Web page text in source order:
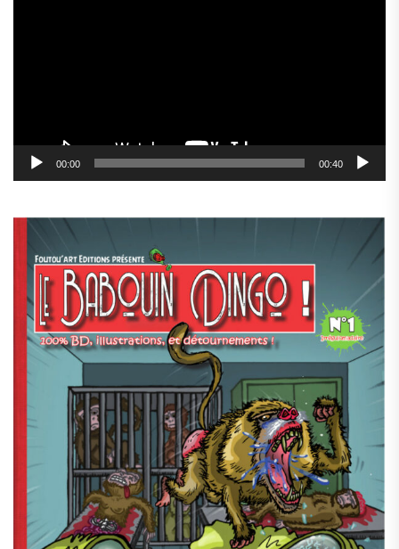
00:00 00:40